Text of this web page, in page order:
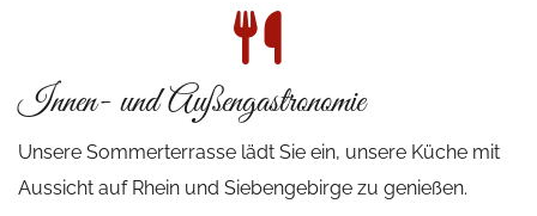
Innen- und Außengastronomie
Unsere Sommerterrasse lädt Sie ein, unsere Küche mit
Aussicht auf Rhein und Siebengebirge zu genießen.